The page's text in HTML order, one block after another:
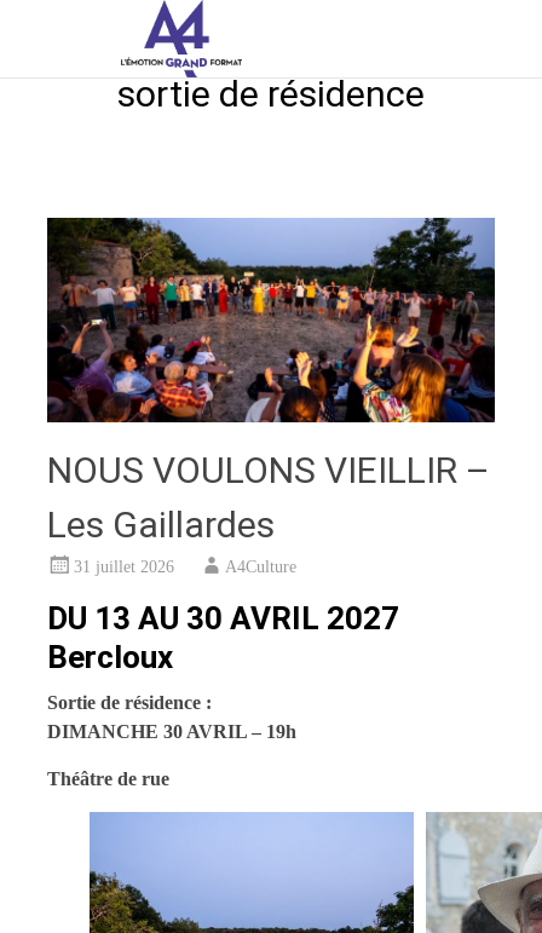
sortie de résidence
NOUS VOULONS VIEILLIR –
Les Gaillardes
31 juillet 2026 A4Culture
DU 13 AU 30 AVRIL 2027
Bercloux
Sortie de résidence :
DIMANCHE 30 AVRIL – 19h
Théâtre de rue